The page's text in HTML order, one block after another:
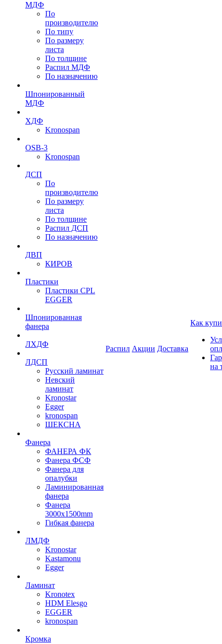
МДФ
По
производителю
По типу
По размеру
листа
По толщине
Распил МДФ
По назначению
Шпонированный
МДФ
ХДФ
Kronospan
OSB-3
Kronospan
ДСП
По
производителю
По размеру
листа
По толщине
Распил ДСП
По назначению
ДВП
КИРОВ
Пластики
Пластики CPL
EGGER
Шпонированная
фанера
ЛХДФ
ЛДСП
Русский ламинат
Невский
ламинат
Kronostar
Egger
kronospan
ШЕКСНА
Фанера
ФАНЕРА ФК
Фанера ФСФ
Фанера для
опалубки
Ламинированная
фанера
Фанера
3000х1500mm
Гибкая фанера
ЛМДФ
Kronostar
Kastamonu
Egger
Ламинат
Kronotex
HDM Elesgo
EGGER
kronospan
Кромка
Распил Акции Доставка
Как
на